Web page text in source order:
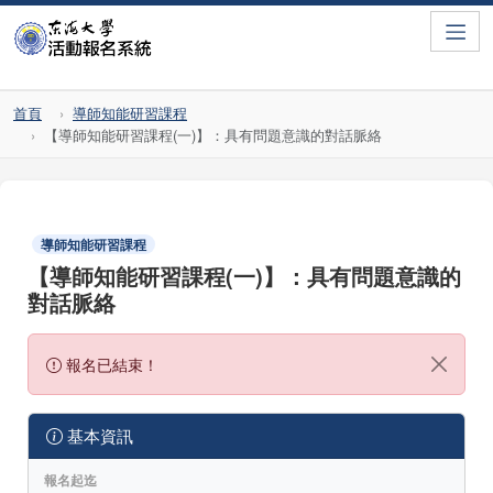
首頁
導師知能研習課程
【導師知能研習課程(一)】：具有問題意識的對話脈絡
導師知能研習課程
【導師知能研習課程(一)】：具有問題意識的
對話脈絡
報名已結束！
基本資訊
報名起迄